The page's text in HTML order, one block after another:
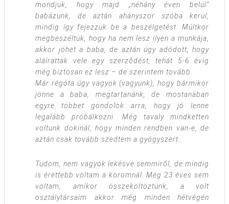
mondjuk, hogy majd „néhány éven belül”
babázunk, de aztán ahányszor szóba kerül,
mindig így fejezzük be a beszélgetést. Múltkor
megbeszéltük, hogy ha nem lesz ilyen a munkája,
akkor jöhet a baba, de aztán úgy adódott, hogy
aláírattak vele egy szerződést, tehát 5-6 évig
még biztosan ez lesz – de szerintem tovább.
Már régóta úgy vagyok (vagyunk), hogy bármikor
jönne a baba, megtartanánk, de mostanában
egyre többet gondolok arra, hogy jó lenne
legalább próbálkozni. Még tavaly mindketten
voltunk dokinál, hogy minden rendben van-e, de
aztán csak tovább szedtem a gyógyszert…
Tudom, nem vagyok lekésve semmiről, de mindig
is érettebb voltam a koromnál. Még 23 éves sem
voltam, amikor összeköltöztünk, a volt
osztálytársaim akkor még minden hétvégén